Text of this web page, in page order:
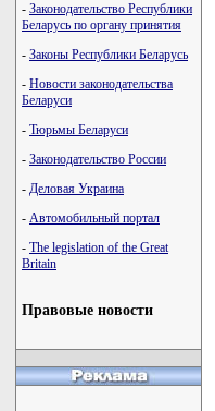
- Законодательство Республики
Беларусь по органу принятия
- Законы Республики Беларусь
- Новости законодательства
Беларуси
- Тюрьмы Беларуси
- Законодательство России
- Деловая Украина
- Автомобильный портал
- The legislation of the Great
Britain
Правовые новости